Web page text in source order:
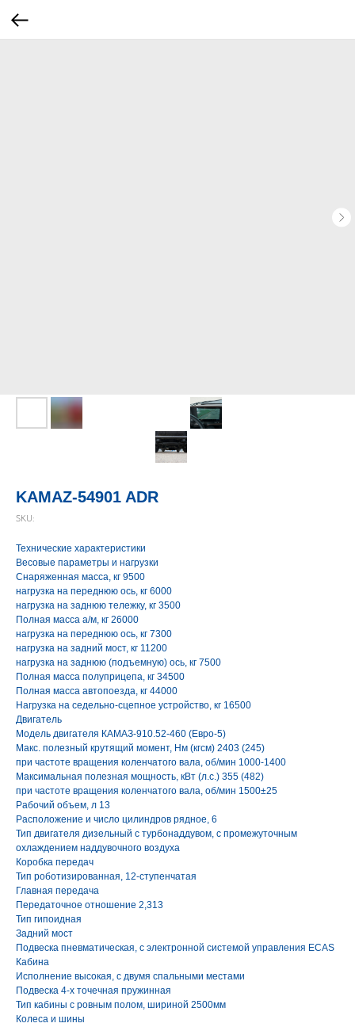
KAMAZ-54901 ADR
SKU:
Технические характеристики
Весовые параметры и нагрузки
Снаряженная масса, кг 9500
нагрузка на переднюю ось, кг 6000
нагрузка на заднюю тележку, кг 3500
Полная масса а/м, кг 26000
нагрузка на переднюю ось, кг 7300
нагрузка на задний мост, кг 11200
нагрузка на заднюю (подъемную) ось, кг 7500
Полная масса полуприцепа, кг 34500
Полная масса автопоезда, кг 44000
Нагрузка на седельно-сцепное устройство, кг 16500
Двигатель
Модель двигателя КАМАЗ-910.52-460 (Евро-5)
Макс. полезный крутящий момент, Нм (кгсм) 2403 (245)
при частоте вращения коленчатого вала, об/мин 1000-1400
Максимальная полезная мощность, кВт (л.с.) 355 (482)
при частоте вращения коленчатого вала, об/мин 1500±25
Рабочий объем, л 13
Расположение и число цилиндров рядное, 6
Тип двигателя дизельный с турбонаддувом, с промежуточным
охлаждением наддувочного воздуха
Коробка передач
Тип роботизированная, 12-ступенчатая
Главная передача
Передаточное отношение 2,313
Тип гипоидная
Задний мост
Подвеска пневматическая, с электронной системой управления ECAS
Кабина
Исполнение высокая, с двумя спальными местами
Подвеска 4-х точечная пружинная
Тип кабины с ровным полом, шириной 2500мм
Колеса и шины